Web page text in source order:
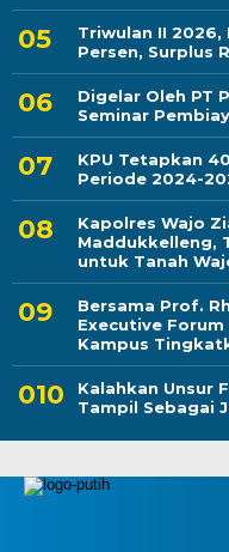
Triwulan II 2026,
Persen, Surplus
Digelar Oleh PT
Seminar
KPU Tetapkan
Periode 2024-
Kapolres Wajo
Maddukkelleng,
untuk Tanah
Bersama Prof.
Executive Forum
Kampus
Kalahkan Unsur
Tampil Sebagai